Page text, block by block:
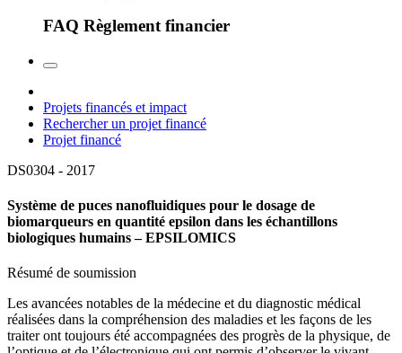
FAQ Règlement financier
Projets financés et impact
Rechercher un projet financé
Projet financé
DS0304 - 2017
Système de puces nanofluidiques pour le dosage de
biomarqueurs en quantité epsilon dans les échantillons
biologiques humains – EPSILOMICS
Résumé de soumission
Les avancées notables de la médecine et du diagnostic médical
réalisées dans la compréhension des maladies et les façons de les
traiter ont toujours été accompagnées des progrès de la physique, de